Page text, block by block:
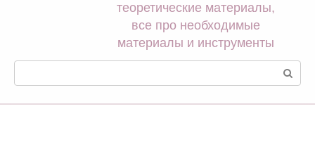
теоретические материалы,
все про необходимые
материалы и инструменты
Поиск: